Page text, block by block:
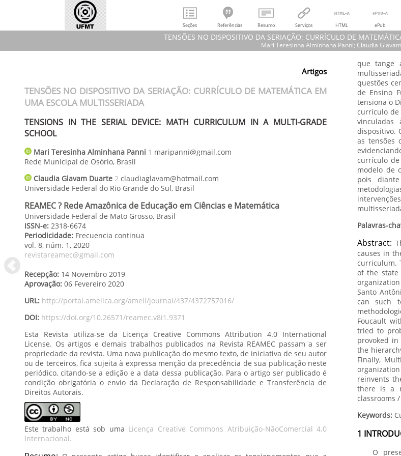
Seções Referências Resumo Serviços HTML ePub
TENSÕES NO DISPOSITIVO DA SERIAÇÃO: CURRÍCULO DE
Mari Teresinha Alminhana Panni; Claudia
Mari Teresinha Alminhana Panni; Claudia
TENSÕES NO DISPOSITIVO DA SERIAÇÃO: CURRÍCULO DE MATEMÁTICA
TENSIONS IN THE SERIAL DEVICE: MATH CURRICULUM IN A
REAMEC ? Rede Amazônica de Educação em Ciências e Matemática,
Universidade Federal de Mato Grosso
Artigos
TENSÕES NO DISPOSITIVO DA SERIAÇÃO: CURRÍCULO DE MATEMÁTICA EM
UMA ESCOLA MULTISSERIADA
TENSIONS IN THE SERIAL DEVICE: MATH CURRICULUM IN A MULTI-GRADE
SCHOOL
Mari Teresinha Alminhana Panni 1 maripanni@gmail.com
Rede Municipal de Osório, Brasil
Claudia Glavam Duarte 2 claudiaglavam@hotmail.com
Universidade Federal do Rio Grande do Sul, Brasil
REAMEC ? Rede Amazônica de Educação em Ciências e Matemática
Universidade Federal de Mato Grosso, Brasil
ISSN-e: 2318-6674
Periodicidade: Frecuencia continua
vol. 8,
núm. 1, 2020
revistareamec@gmail.com
Recepção:
14 Novembro 2019
Aprovação:
06 Fevereiro 2020
URL: http://portal.amelica.org/ameli/journal/437/4372757016/
DOI: https://doi.org/10.26571/reamec.v8i1.9371
Esta Revista utiliza-se da Licença Creative Commons Attribution 4.0 International
License. Os artigos e demais trabalhos publicados na Revista REAMEC passam a ser
propriedade da revista. Uma nova publicação do mesmo texto, de iniciativa de seu autor
ou de terceiros, fica sujeita à expressa menção da precedência de sua publicação neste
periódico, citando-se a edição e a data dessa publicação. Para o artigo ser publicado é
condição obrigatória o envio da Declaração de Responsabilidade e Transferência de
Direitos Autorais.
Este trabalho está sob uma Licença Creative Commons Atribuição-NãoComercial 4.0
Internacional.
que tange
questões
de Ensino
tensiona o
currículo de
dispositivo.
as tensões
currículo de
modelo de
pois
Palavras-
Abstract:
causes in
curriculum.
of the state
Santo
can such
Foucault
tried to
provoked
the
Finally,
reinvents
there is a
classrooms
Keywords:
1
O